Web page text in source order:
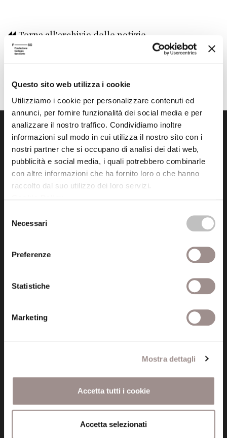
Questo sito web utilizza i cookie
Utilizziamo i cookie per personalizzare contenuti ed
annunci, per fornire funzionalità dei social media e per
analizzare il nostro traffico. Condividiamo inoltre
informazioni sul modo in cui utilizza il nostro sito con i
nostri partner che si occupano di analisi dei dati web,
pubblicità e social media, i quali potrebbero combinarle
con altre informazioni che ha fornito loro o che hanno
raccolto dal suo utilizzo dei loro servizi.
delNecessari
Preferenze
Statistiche
Marketing
Mostra dettagli
Accetta tutti i cookie
Accetta selezionati
Torna all'archivio delle notizie
Fondazione Collegio San Carlo
fondazionecollegiosancarlo@legalmail.it
Informazioni
Amministrazione trasparente